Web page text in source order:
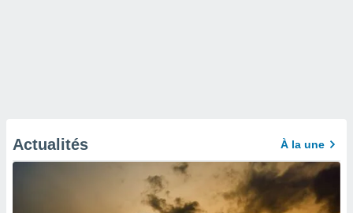
Actualités À la une